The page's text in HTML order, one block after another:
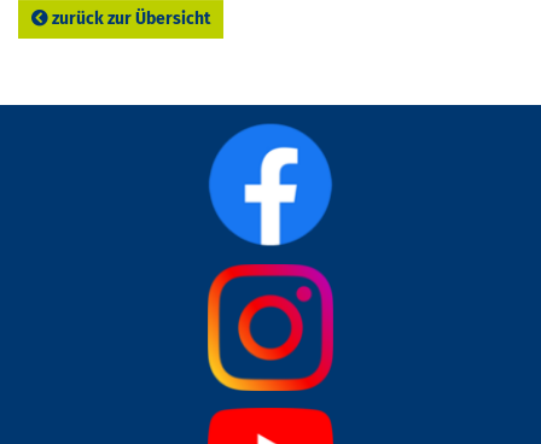
zurück zur Übersicht